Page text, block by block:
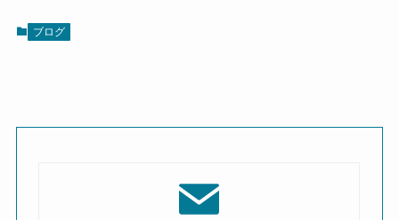
ブログ